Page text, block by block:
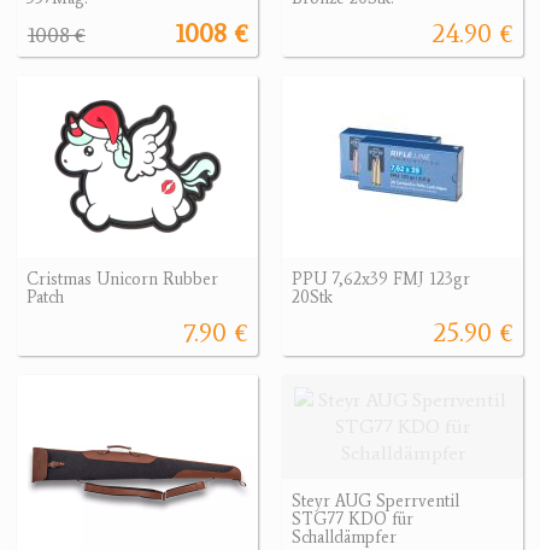
1008 €
1008 € 24.90 €
Cristmas Unicorn Rubber
Patch
7.90 €
PPU 7,62x39 FMJ 123gr
20Stk
25.90 €
Steyr AUG Sperrventil
STG77 KDO für
Schalldämpfer